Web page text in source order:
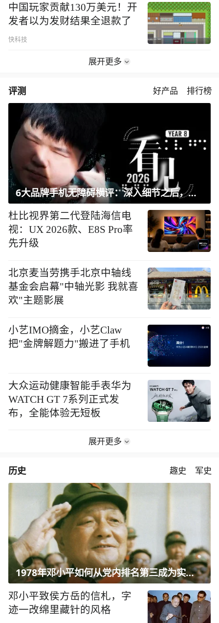
中国玩家贡献130万美元！开
发者以为发财结果全退款了
快科技
展开更多
评测 好产品 排行榜
6大品牌手机无障碍横评：深入细节之后，似乎只有苹果能挺住？｜ 看见2026
杜比视界第二代登陆海信电
视：UX 2026款、E8S Pro率
先升级
北京麦当劳携手北京中轴线
基金会启幕"中轴光影 我就喜
欢"主题影展
小艺IMO摘金，小艺Claw
把"金牌解题力"搬进了手机
大众运动健康智能手表华为
WATCH GT 7系列正式发
布，全能体验无短板
展开更多
历史 趣史 军史
1978年邓小平如何从党内排名第三成为实际核心？
邓小平致侯方岳的信札，字
迹一改绵里藏针的风格